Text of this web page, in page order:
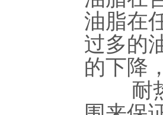
油脂在
过多的
的下降
耐热